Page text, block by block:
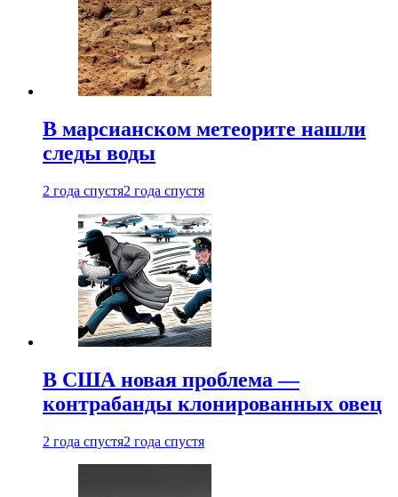
В марсианском метеорите нашли
следы воды
2 года спустя2 года спустя
В США новая проблема —
контрабанды клонированных овец
2 года спустя2 года спустя